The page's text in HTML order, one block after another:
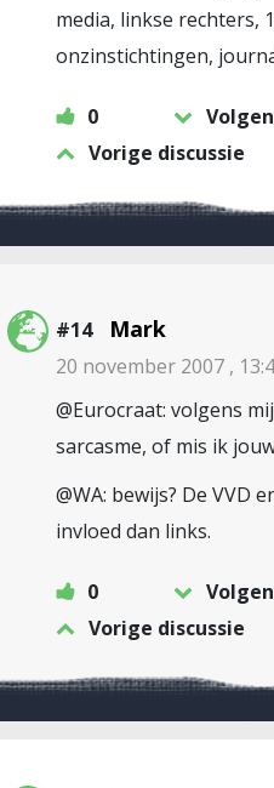
media, linkse rechters,
onzinstichtingen,
0
Vorige discussie
#14 Mark
20 november 2007 ,
@Eurocraat: volgens
sarcasme, of mis ik
@WA: bewijs? De VVD
invloed dan links.
0
Vorige discussie